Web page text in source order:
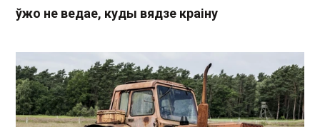
ўжо не ведае, куды вядзе краіну